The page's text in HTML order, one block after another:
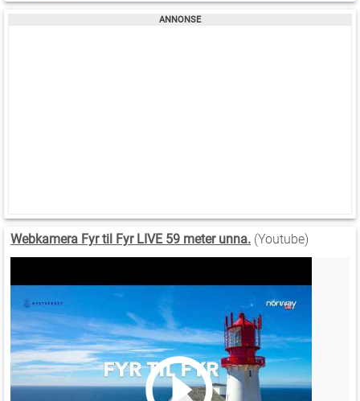
Webkamera Fyr til Fyr LIVE 59 meter unna. (Youtube)